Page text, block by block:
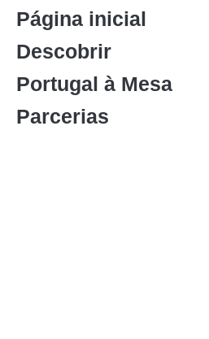
Página inicial
Descobrir
Portugal à Mesa
Parcerias